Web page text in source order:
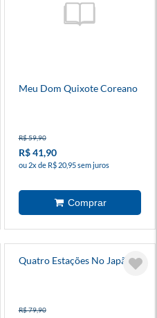
Meu Dom Quixote Coreano
R$ 59,90
R$ 41,90
ou 2x de R$ 20,95 sem juros
Quatro Estações No Japão
R$ 79,90